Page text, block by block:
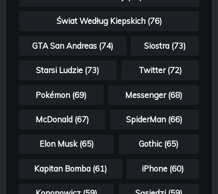
Świat Według Kiepskich (76)
GTA San Andreas (74) Siostra (73)
Starsi Ludzie (73) Twitter (72)
Pokémon (69) Messenger (68)
McDonald (67) SpiderMan (66)
Elon Musk (65) Gothic (65)
Kapitan Bomba (61) iPhone (60)